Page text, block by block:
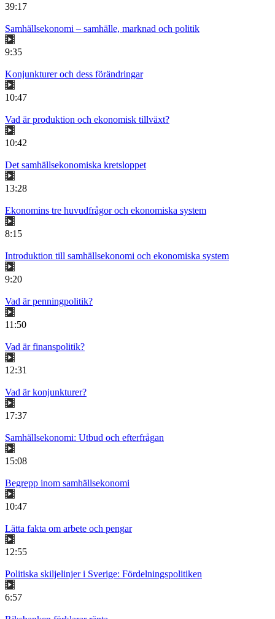
39:17
Samhällsekonomi – samhälle, marknad och politik
9:35
Konjunkturer och dess förändringar
10:47
Vad är produktion och ekonomisk tillväxt?
10:42
Det samhällsekonomiska kretsloppet
13:28
Ekonomins tre huvudfrågor och ekonomiska system
8:15
Introduktion till samhällsekonomi och ekonomiska system
9:20
Vad är penningpolitik?
11:50
Vad är finanspolitik?
12:31
Vad är konjunkturer?
17:37
Samhällsekonomi: Utbud och efterfrågan
15:08
Begrepp inom samhällsekonomi
10:47
Lätta fakta om arbete och pengar
12:55
Politiska skiljelinjer i Sverige: Fördelningspolitiken
6:57